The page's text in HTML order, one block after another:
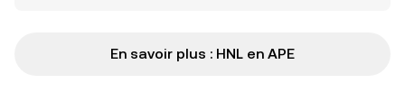
En savoir plus : HNL en APE